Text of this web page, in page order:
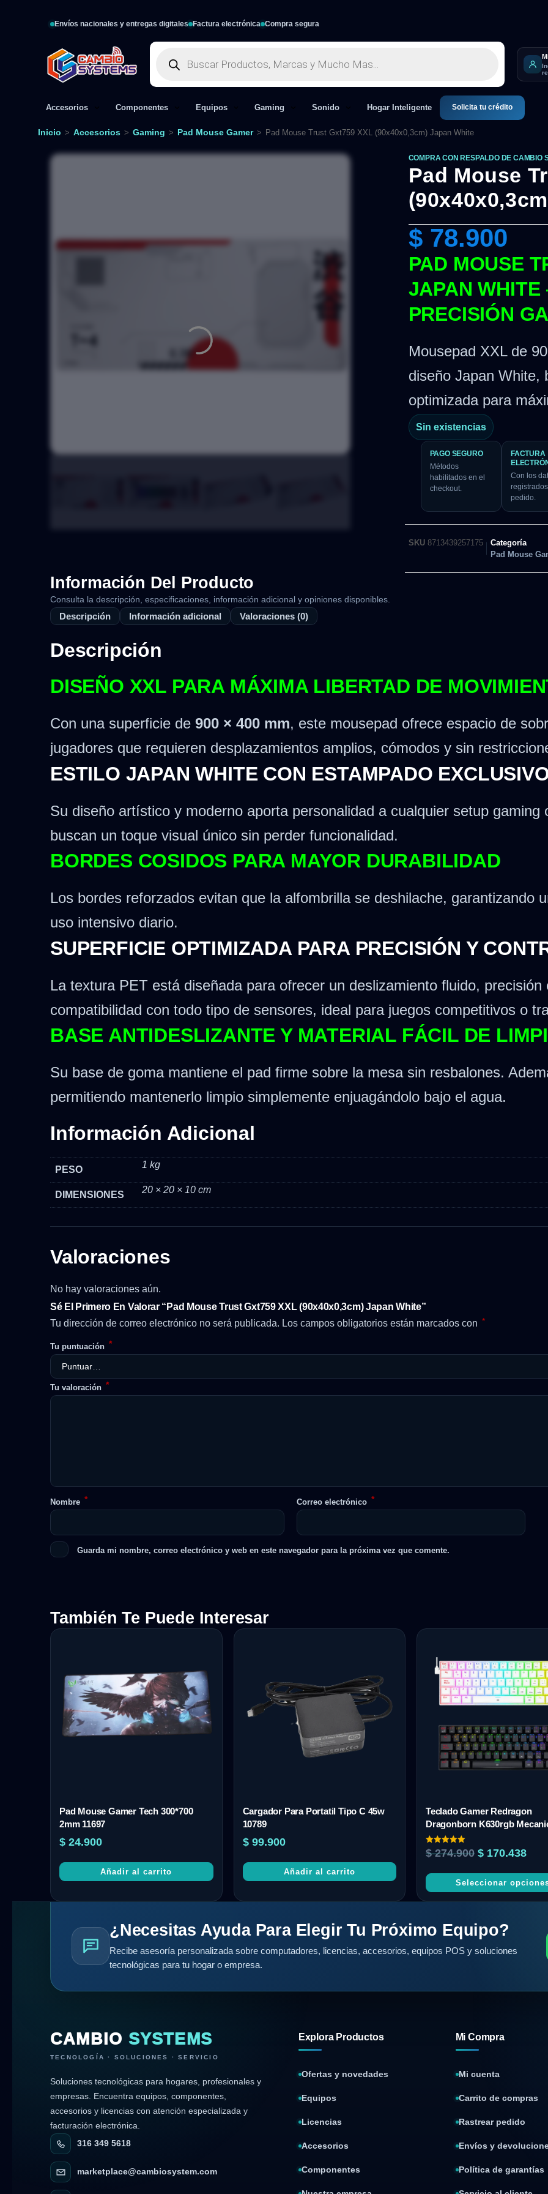
Envíos nacionales y entregas digitales Factura electrónica Compra segura
Accesorios Componentes Equipos Gaming Sonido Hogar Inteligente Solicita tu crédito
Inicio > Accesorios > Gaming > Pad Mouse Gamer > Pad Mouse Trust Gxt759 XXL (90x40x0,3cm) Japan White
COMPRA CON RESPALDO DE CAMBIO
Pad Mouse
$78.900
PAD MOUSE
JAPAN WHITE
PRECISIÓN
Mousepad XXL de
diseño Japan White,
optimizada para
Sin existencias
PAGO SEGURO
Métodos
habilitados en el
checkout.
FACTURA
Con los
pedido.
SKU 8713439257175
Categoría
Pad Mouse
Información Del Producto
Consulta la descripción, especificaciones, información adicional y opiniones disponibles.
Descripción Información adicional Valoraciones (0)
Descripción
DISEÑO XXL PARA MÁXIMA LIBERTAD DE
Con una superficie de 900 × 400 mm, este mousepad ofrece espacio de
jugadores que requieren desplazamientos amplios, cómodos y sin
ESTILO JAPAN WHITE CON ESTAMPADO
Su diseño artístico y moderno aporta personalidad a cualquier setup
buscan un toque visual único sin perder funcionalidad.
BORDES COSIDOS PARA MAYOR DURABILIDAD
Los bordes reforzados evitan que la alfombrilla se deshilache, garantizando
uso intensivo diario.
SUPERFICIE OPTIMIZADA PARA PRECISIÓN Y
La textura PET está diseñada para ofrecer un deslizamiento fluido,
compatibilidad con todo tipo de sensores, ideal para juegos competitivos o
BASE ANTIDESLIZANTE Y MATERIAL FÁCIL DE
Su base de goma mantiene el pad firme sobre la mesa sin resbalones.
permitiendo mantenerlo limpio simplemente enjuagándolo bajo el agua.
Información Adicional
PESO 1 kg
DIMENSIONES 20 × 20 × 10 cm
Valoraciones
No hay valoraciones aún.
Sé El Primero En Valorar “Pad Mouse Trust Gxt759 XXL (90x40x0,3cm) Japan White”
Tu dirección de correo electrónico no será publicada. Los campos obligatorios están marcados con *
Tu puntuación *
Tu valoración *
Nombre * Correo electrónico *
Guarda mi nombre, correo electrónico y web en este navegador para la próxima vez que comente.
También Te Puede Interesar
Pad Mouse Gamer Tech 300*700
2mm 11697
$ 24.900
Añadir al carrito
Cargador Para Portatil Tipo C 45w
10789
$99.900
Añadir al carrito
Teclado Gamer Redragon
Dragonborn K630rgb
Valorado
con
de 5
$274.900 $ 170.438
Seleccionar
¿Necesitas Ayuda Para Elegir Tu Próximo Equipo?
Recibe asesoría personalizada sobre computadores, licencias, accesorios, equipos POS y soluciones
tecnológicas para tu hogar o empresa.
CAMBIO SYSTEMS
TECNOLOGÍA · SOLUCIONES · SERVICIO
Soluciones tecnológicas para hogares, profesionales y
empresas. Encuentra equipos, componentes,
accesorios y licencias con atención especializada y
facturación electrónica.
316 349 5618
marketplace@cambiosystem.com
Explora Productos
Ofertas y novedades
Equipos
Licencias
Accesorios
Componentes
Mi Compra
Mi cuenta
Carrito de compras
Rastrear pedido
Envíos y
Política de garantías